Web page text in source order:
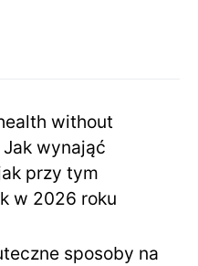
without
Jak wynająć
przy tym
w 2026 roku
sposoby na